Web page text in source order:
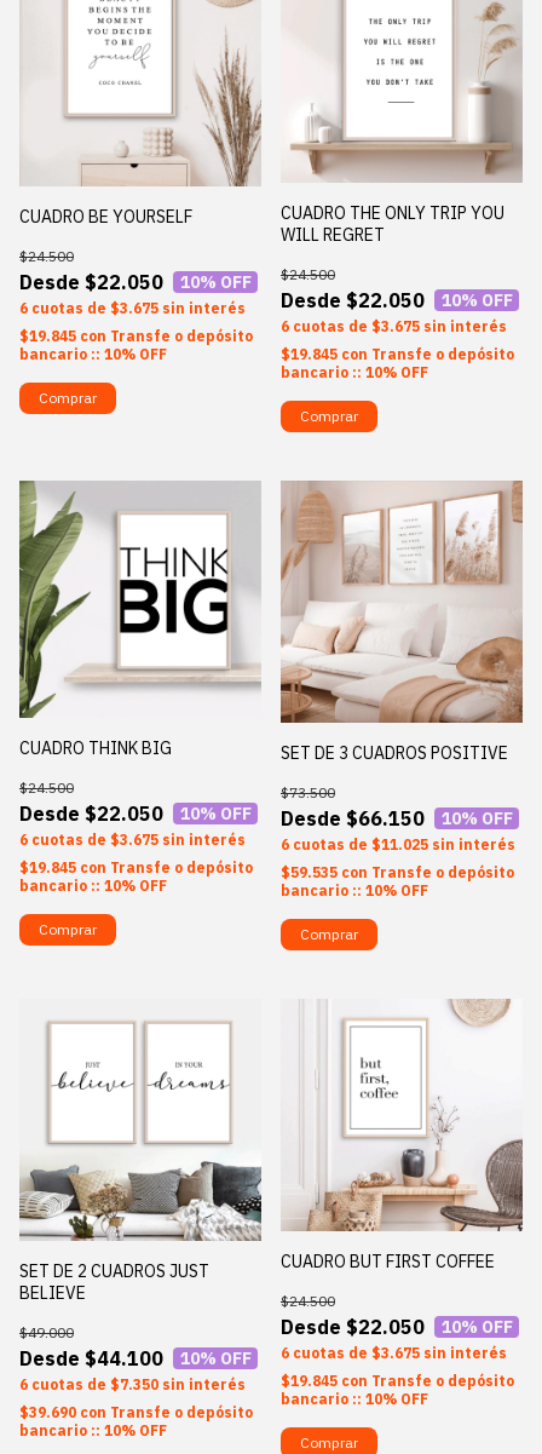
CUADRO BE YOURSELF
$22.050
$24.500
10% OFF
6 $3.675 sin interés
$19.845 con Transfe o depósito
bancario :: 10% OFF
Comprar
CUADRO THE ONLY TRIP YOU
WILL REGRET
$22.050
$24.500
10% OFF
6 $3.675 sin interés
$19.845 con Transfe o depósito
bancario :: 10% OFF
Comprar
CUADRO THINK BIG
$22.050
$24.500
10% OFF
6 $3.675 sin interés
$19.845 con Transfe o depósito
bancario :: 10% OFF
Comprar
SET DE 3 CUADROS POSITIVE
$66.150
$73.500
10% OFF
6 $11.025 sin interés
$59.535 con Transfe o depósito
bancario :: 10% OFF
Comprar
SET DE 2 CUADROS JUST
BELIEVE
$44.100
$49.000
10% OFF
6 $7.350 sin interés
$39.690 con Transfe o depósito
bancario :: 10% OFF
CUADRO BUT FIRST COFFEE
$22.050
$24.500
10% OFF
6 $3.675 sin interés
$19.845 con Transfe o depósito
bancario :: 10% OFF
Comprar